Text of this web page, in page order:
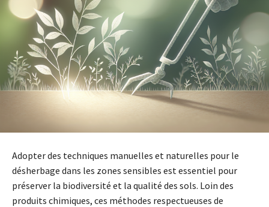
Adopter des techniques manuelles et naturelles pour le
désherbage dans les zones sensibles est essentiel pour
préserver la biodiversité et la qualité des sols. Loin des
produits chimiques, ces méthodes respectueuses de